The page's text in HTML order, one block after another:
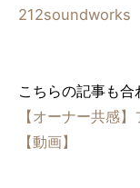
212soundworks
こちらの記事も合
【オーナー共感
【動画】